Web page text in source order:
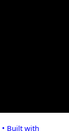
• Built with